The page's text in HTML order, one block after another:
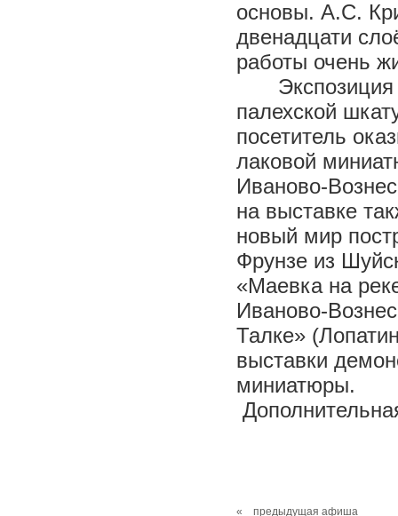
основы. А.С.
двенадцати
работы очень
палехской
посетитель
лаковой
Иваново-
на выставке
новый мир
Фрунзе из
«Маевка на
Иваново-
Талке»
выставки
миниатюры.
« предыдущая афиша